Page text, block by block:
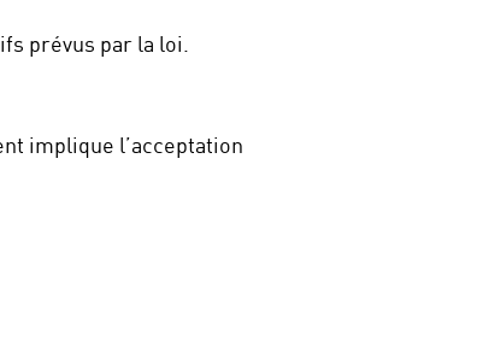
prévus par la loi.
implique l’acceptation